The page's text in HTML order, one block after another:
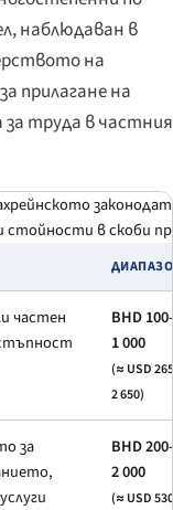
наблюдаван в
на
прилагане на
за труда в частния
стойности в скоби
частен
BHD
1 000
(≈ USD
2 650)
за
BHD
2 000
(≈ USD